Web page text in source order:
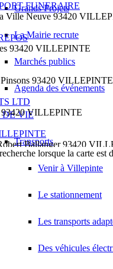
Grands Projets
La Mairie recrute
Marchés publics
Agenda des événements
DE VIE
Transports
Venir à Villepinte
Le stationnement
Les transports
Des véhicules
FUNERAIRE
Ville Neuve 93420
93420 VILLEPINTE
Pinsons 93420 VILLEPINTE
LTD
93420 VILLEPINTE
Ballanger 93420
01 41 52 34 78
de Fer 93420
lorsque la carte est